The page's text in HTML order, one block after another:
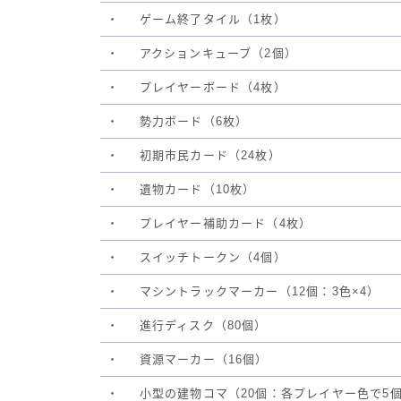
・ ゲーム終了タイル（1枚）
・ アクションキューブ（2個）
・ プレイヤーボード（4枚）
・ 勢力ボード（6枚）
・ 初期市民カード（24枚）
・ 遺物カード（10枚）
・ プレイヤー補助カード（4枚）
・ スイッチトークン（4個）
・ マシントラックマーカー（12個：3色×4）
・ 進行ディスク（80個）
・ 資源マーカー（16個）
・ 小型の建物コマ（20個：各プレイヤー色で5